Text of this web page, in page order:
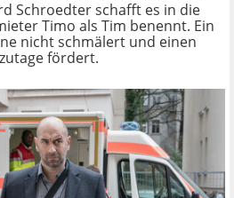
Schroedter schafft es in die
Timo als Tim benennt. Ein
nicht schmälert und einen
fördert.